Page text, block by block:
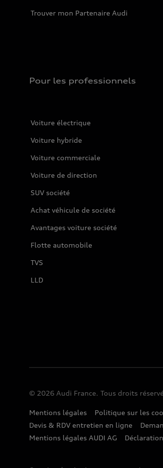
Trouver mon Partenaire Audi
Pour les professionnels
Voiture électrique
Voiture hybride
Voiture commerciale
Voiture de direction
SUV société
Achat véhicule de société
Avantages voiture société
Flotte automobile
TVS
LLD
© 2026 Audi France. Tous droits
Mentions légales Politique sur les
Devis & RDV entretien en ligne
Mentions légales AUDI AG